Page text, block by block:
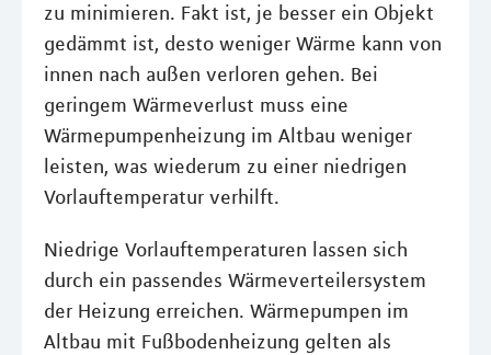
zu minimieren. Fakt ist, je besser ein Objekt
gedämmt ist, desto weniger Wärme kann von
innen nach außen verloren gehen. Bei
geringem Wärmeverlust muss eine
Wärmepumpenheizung im Altbau weniger
leisten, was wiederum zu einer niedrigen
Vorlauftemperatur verhilft.
Niedrige Vorlauftemperaturen lassen sich
durch ein passendes Wärmeverteilersystem
der Heizung erreichen. Wärmepumpen im
Altbau mit Fußbodenheizung gelten als